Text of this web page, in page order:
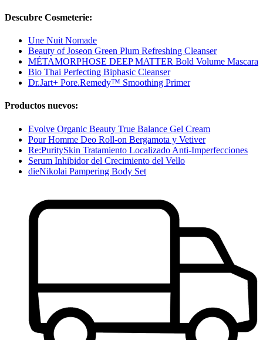
Descubre Cosmeterie:
Une Nuit Nomade
Beauty of Joseon Green Plum Refreshing Cleanser
MÉTAMORPHOSE DEEP MATTER Bold Volume Mascara
Bio Thai Perfecting Biphasic Cleanser
Dr.Jart+ Pore.Remedy™ Smoothing Primer
Productos nuevos:
Evolve Organic Beauty True Balance Gel Cream
Pour Homme Deo Roll-on Bergamota y Vetiver
Re:PuritySkin Tratamiento Localizado Anti-Imperfecciones
Serum Inhibidor del Crecimiento del Vello
dieNikolai Pampering Body Set